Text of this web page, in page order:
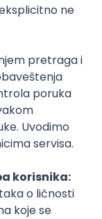
Inženjer